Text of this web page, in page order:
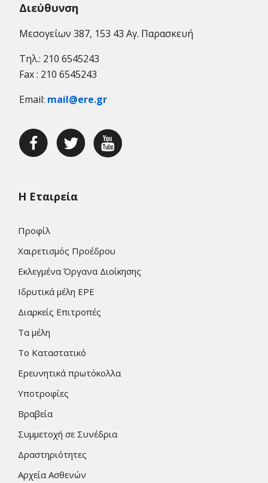
Διεύθυνση
Μεσογείων 387, 153 43 Αγ. Παρασκευή
Τηλ.: 210 6545243
Fax : 210 6545243
Email: mail@ere.gr
Η Εταιρεία
Προφίλ
Χαιρετισμός Προέδρου
Εκλεγμένα Όργανα Διοίκησης
Ιδρυτικά μέλη ΕΡΕ
Διαρκείς Επιτροπές
Τα μέλη
Το Καταστατικό
Ερευνητικά πρωτόκολλα
Υποτροφίες
Βραβεία
Συμμετοχή σε Συνέδρια
Δραστηριότητες
Αρχεία Ασθενών